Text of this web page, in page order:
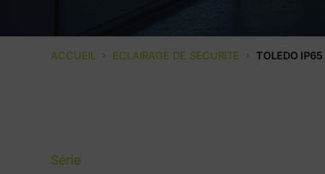
ACCUEIL › ECLAIRAGE DE SECURITE › TOLEDO IP65
Série